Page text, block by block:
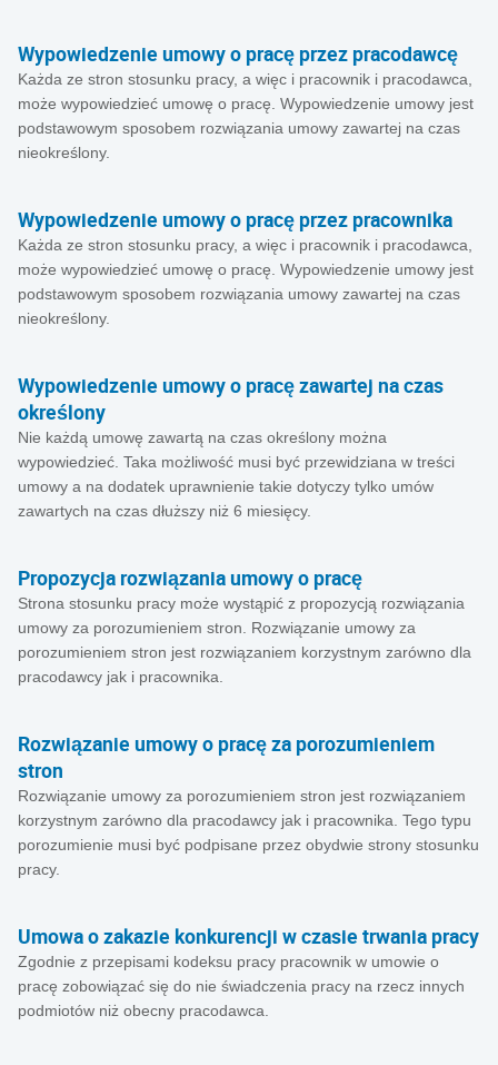
Wypowiedzenie umowy o pracę przez pracodawcę
Każda ze stron stosunku pracy, a więc i pracownik i pracodawca,
może wypowiedzieć umowę o pracę. Wypowiedzenie umowy jest
podstawowym sposobem rozwiązania umowy zawartej na czas
nieokreślony.
Wypowiedzenie umowy o pracę przez pracownika
Każda ze stron stosunku pracy, a więc i pracownik i pracodawca,
może wypowiedzieć umowę o pracę. Wypowiedzenie umowy jest
podstawowym sposobem rozwiązania umowy zawartej na czas
nieokreślony.
Wypowiedzenie umowy o pracę zawartej na czas
określony
Nie każdą umowę zawartą na czas określony można
wypowiedzieć. Taka możliwość musi być przewidziana w treści
umowy a na dodatek uprawnienie takie dotyczy tylko umów
zawartych na czas dłuższy niż 6 miesięcy.
Propozycja rozwiązania umowy o pracę
Strona stosunku pracy może wystąpić z propozycją rozwiązania
umowy za porozumieniem stron. Rozwiązanie umowy za
porozumieniem stron jest rozwiązaniem korzystnym zarówno dla
pracodawcy jak i pracownika.
Rozwiązanie umowy o pracę za porozumieniem
stron
Rozwiązanie umowy za porozumieniem stron jest rozwiązaniem
korzystnym zarówno dla pracodawcy jak i pracownika. Tego typu
porozumienie musi być podpisane przez obydwie strony stosunku
pracy.
Umowa o zakazie konkurencji w czasie trwania pracy
Zgodnie z przepisami kodeksu pracy pracownik w umowie o
pracę zobowiązać się do nie świadczenia pracy na rzecz innych
podmiotów niż obecny pracodawca.